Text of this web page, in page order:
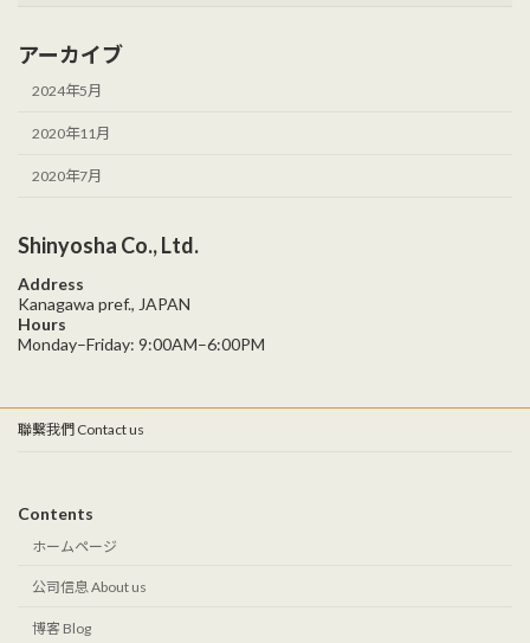
アーカイブ
2024年5月
2020年11月
2020年7月
Shinyosha Co., Ltd.
Address
Kanagawa pref., JAPAN
Hours
Monday–Friday: 9:00AM–6:00PM
聯繫我們 Contact us
Contents
ホームページ
公司信息 About us
博客 Blog